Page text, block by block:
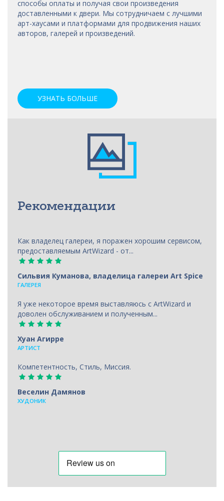
способы оплаты и получая свои произведения
доставленными к двери. Мы сотрудничаем с лучшими
арт-хаусами и платформами для продвижения наших
авторов, галерей и произведений.
УЗНАТЬ БОЛЬШЕ
Рекомендации
Как владелец галереи, я поражен хорошим сервисом,
предоставляемым ArtWizard - от...
Сильвия Куманова, владелица галереи Art Spice
ГАЛЕРЕЯ
Я уже некоторое время выставляюсь с ArtWizard и
доволен обслуживанием и полученным...
Хуан Агирре
АРТИСТ
Компетентность, Стиль, Миссия.
Веселин Дамянов
ХУДОНИК